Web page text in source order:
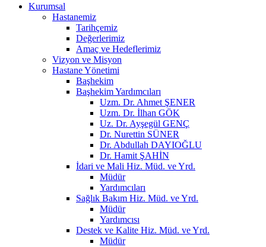
Kurumsal
Hastanemiz
Tarihçemiz
Değerlerimiz
Amaç ve Hedeflerimiz
Vizyon ve Misyon
Hastane Yönetimi
Başhekim
Başhekim Yardımcıları
Uzm. Dr. Ahmet ŞENER
Uzm. Dr. İlhan GÖK
Uz. Dr. Ayşegül GENÇ
Dr. Nurettin SÜNER
Dr. Abdullah DAYIOĞLU
Dr. Hamit ŞAHİN
İdari ve Mali Hiz. Müd. ve Yrd.
Müdür
Yardımcıları
Sağlık Bakım Hiz. Müd. ve Yrd.
Müdür
Yardımcısı
Destek ve Kalite Hiz. Müd. ve Yrd.
Müdür